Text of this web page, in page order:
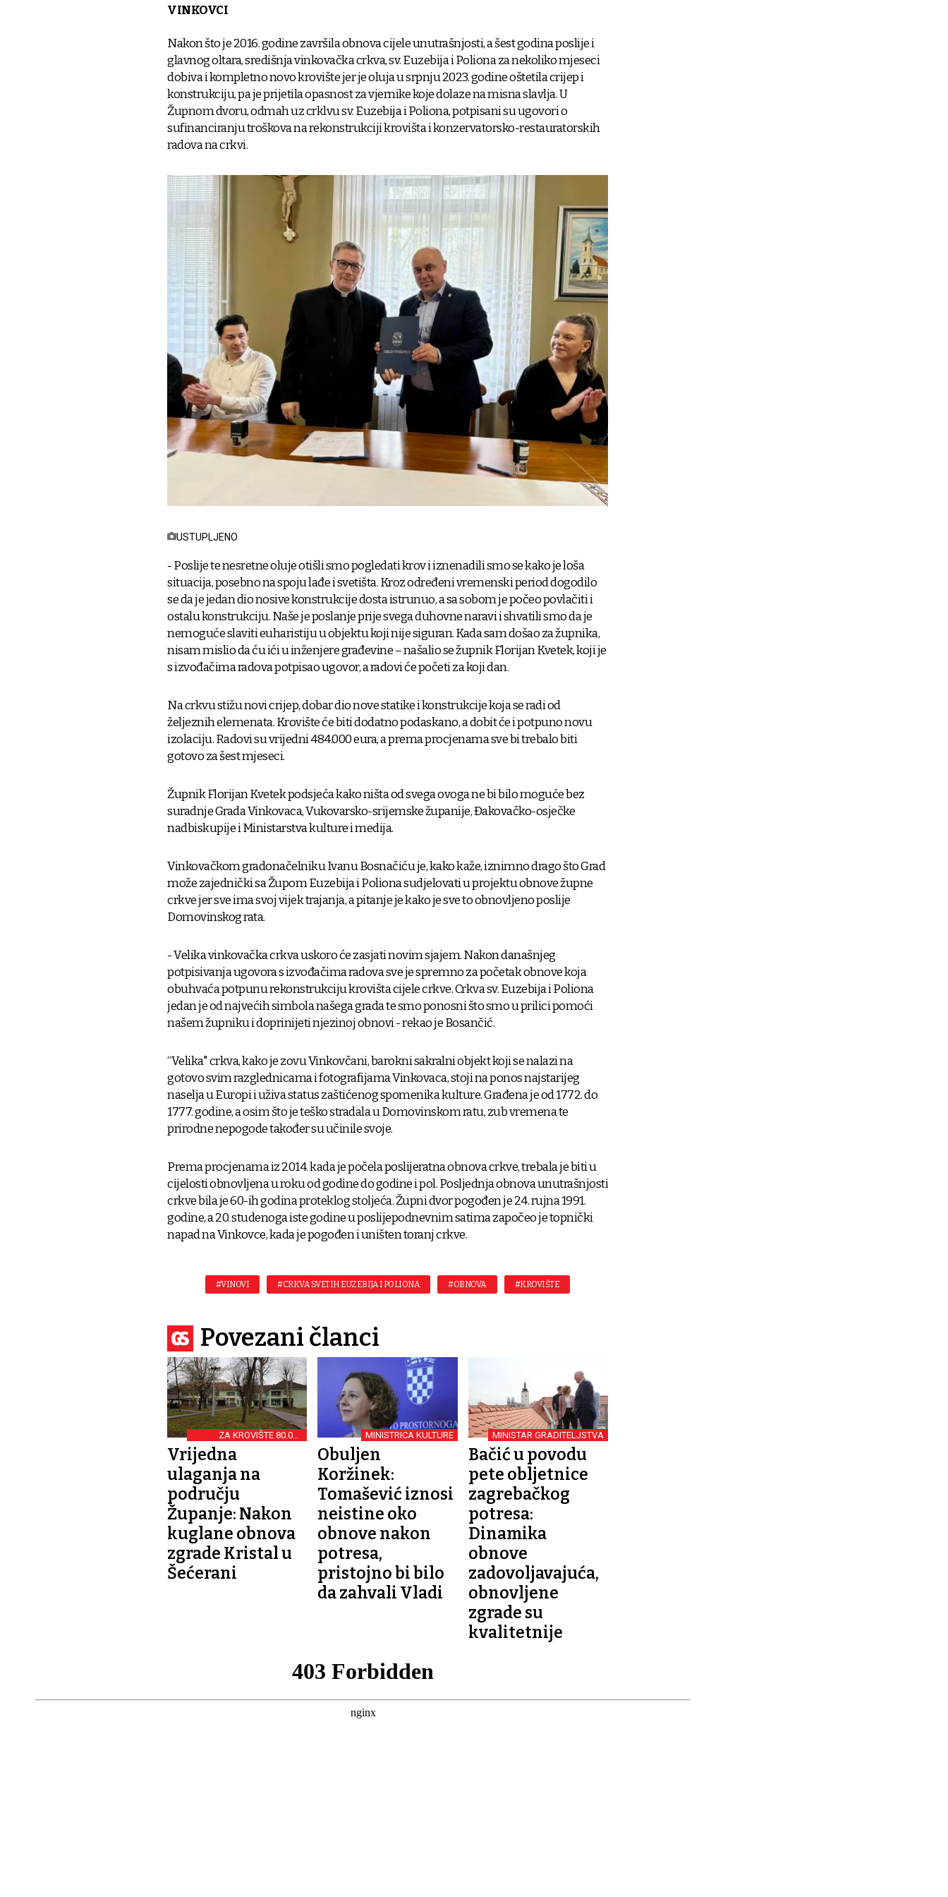
VINKOVCI
Nakon što je 2016. godine završila obnova cijele unutrašnjosti, a šest godina poslije i
glavnog oltara, središnja vinkovačka crkva, sv. Euzebija i Poliona za nekoliko mjeseci
dobiva i kompletno novo krovište jer je oluja u srpnju 2023. godine oštetila crijep i
konstrukciju, pa je prijetila opasnost za vjernike koje dolaze na misna slavlja. U
Župnom dvoru, odmah uz crklvu sv. Euzebija i Poliona, potpisani su ugovori o
sufinanciranju troškova na rekonstrukciji krovišta i konzervatorsko-restauratorskih
radova na crkvi.
USTUPLJENO
- Poslije te nesretne oluje otišli smo pogledati krov i iznenadili smo se kako je loša
situacija, posebno na spoju lađe i svetišta. Kroz određeni vremenski period dogodilo
se da je jedan dio nosive konstrukcije dosta istrunuo, a sa sobom je počeo povlačiti i
ostalu konstrukciju. Naše je poslanje prije svega duhovne naravi i shvatili smo da je
nemoguće slaviti euharistiju u objektu koji nije siguran. Kada sam došao za župnika,
nisam mislio da ću ići u inženjere građevine – našalio se župnik Florijan Kvetek, koji je
s izvođačima radova potpisao ugovor, a radovi će početi za koji dan.
Na crkvu stižu novi crijep, dobar dio nove statike i konstrukcije koja se radi od
željeznih elemenata. Krovište će biti dodatno podaskano, a dobit će i potpuno novu
izolaciju. Radovi su vrijedni 484.000 eura, a prema procjenama sve bi trebalo biti
gotovo za šest mjeseci.
Župnik Florijan Kvetek podsjeća kako ništa od svega ovoga ne bi bilo moguće bez
suradnje Grada Vinkovaca, Vukovarsko-srijemske županije, Đakovačko-osječke
nadbiskupije i Ministarstva kulture i medija.
Vinkovačkom gradonačelniku Ivanu Bosnačiću je, kako kaže, iznimno drago što Grad
može zajednički sa Župom Euzebija i Poliona sudjelovati u projektu obnove župne
crkve jer sve ima svoj vijek trajanja, a pitanje je kako je sve to obnovljeno poslije
Domovinskog rata.
- Velika vinkovačka crkva uskoro će zasjati novim sjajem. Nakon današnjeg
potpisivanja ugovora s izvođačima radova sve je spremno za početak obnove koja
obuhvaća potpunu rekonstrukciju krovišta cijele crkve. Crkva sv. Euzebija i Poliona
jedan je od najvećih simbola našega grada te smo ponosni što smo u prilici pomoći
našem župniku i doprinijeti njezinoj obnovi - rekao je Bosančić.
“Velika" crkva, kako je zovu Vinkovčani, barokni sakralni objekt koji se nalazi na
gotovo svim razglednicama i fotografijama Vinkovaca, stoji na ponos najstarijeg
naselja u Europi i uživa status zaštićenog spomenika kulture. Građena je od 1772. do
1777. godine, a osim što je teško stradala u Domovinskom ratu, zub vremena te
prirodne nepogode također su učinile svoje.
Prema procjenama iz 2014. kada je počela poslijeratna obnova crkve, trebala je biti u
cijelosti obnovljena u roku od godine do godine i pol. Posljednja obnova unutrašnjosti
crkve bila je 60-ih godina proteklog stoljeća. Župni dvor pogođen je 24. rujna 1991.
godine, a 20. studenoga iste godine u poslijepodnevnim satima započeo je topnički
napad na Vinkovce, kada je pogođen i uništen toranj crkve.
#VINOVI #CRKVA SVETIH EUZEBIJA I POLIONA #OBNOVA #KROVIŠTE
Povezani članci
ZA KROVIŠTE 80.000
NEPOVRATNIH EURA
Vrijedna
ulaganja na
području
Županje: Nakon
kuglane obnova
zgrade Kristal u
Šećerani
MINISTRICA KULTURE
Obuljen
Koržinek:
Tomašević iznosi
neistine oko
obnove nakon
potresa,
pristojno bi bilo
da zahvali Vladi
MINISTAR GRADITELJSTVA
Bačić u povodu
pete obljetnice
zagrebačkog
potresa:
Dinamika
obnove
zadovoljavajuća,
obnovljene
zgrade su
kvalitetnije